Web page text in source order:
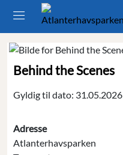
Behind the Scenes
Gyldig til dato: 31.05.2026
Adresse
Atlanterhavsparken